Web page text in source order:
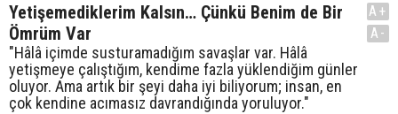
Yetişemediklerim Kalsın… Çünkü Benim de Bir
Ömrüm Var
"Hâlâ içimde susturamadığım savaşlar var. Hâlâ
yetişmeye çalıştığım, kendime fazla yüklendiğim günler
oluyor. Ama artık bir şeyi daha iyi biliyorum; insan, en
çok kendine acımasız davrandığında yoruluyor."
A+
A-